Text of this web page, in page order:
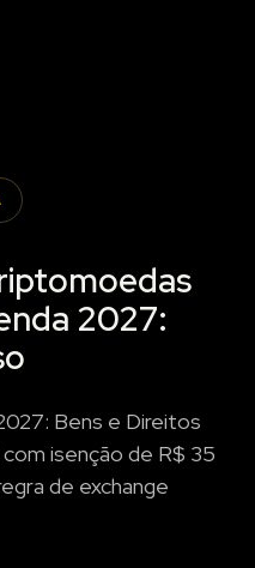
2027:
Bens e Direitos
isenção de R$ 35
de exchange